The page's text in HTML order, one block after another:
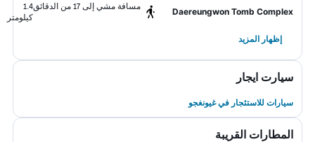
Daereungwon Tomb Complex
مسافة مشي إلى 17 من الدقائق
1.4
كيلومتر
إظهار المزيد
سيارت ايجار
سيارات للاستئجار في غيونغجو
المطارات القريبة